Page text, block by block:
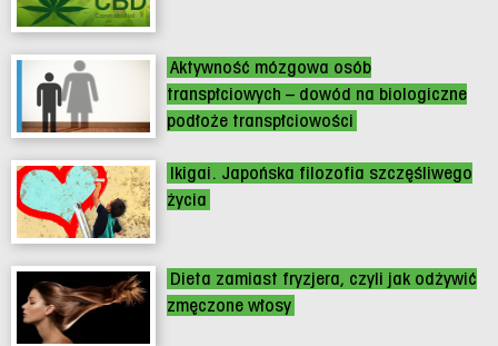
Aktywność mózgowa osób
transpłciowych – dowód na biologiczne
podłoże transpłciowości
Ikigai. Japońska filozofia szczęśliwego
życia
Dieta zamiast fryzjera, czyli jak odżywić
zmęczone włosy